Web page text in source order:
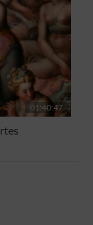
01:40:47